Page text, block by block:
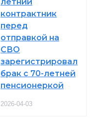
контрактник
перед
отправкой на
СВО
зарегистрировал
брак с 70-летней
пенсионеркой
2026-04-03